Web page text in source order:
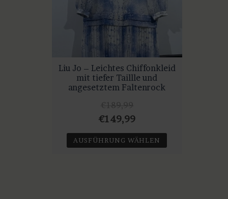
Liu Jo – Leichtes Chiffonkleid
mit tiefer Taillle und
angesetztem Faltenrock
Ursprünglicher
Preis
war:
€149,99Aktueller
Preis
ist:
AUSFÜHRUNG WÄHLEN